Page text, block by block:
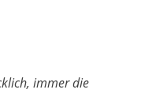
immer die